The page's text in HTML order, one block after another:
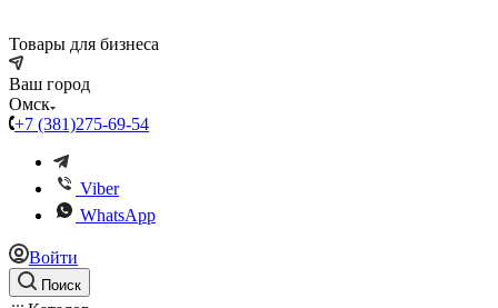
Товары для бизнеса
Ваш город
Омск
+7 (381)275-69-54
Viber
WhatsApp
Войти
Поиск